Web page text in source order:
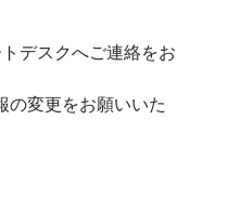
デスクへご連絡をお
の変更をお願いいた